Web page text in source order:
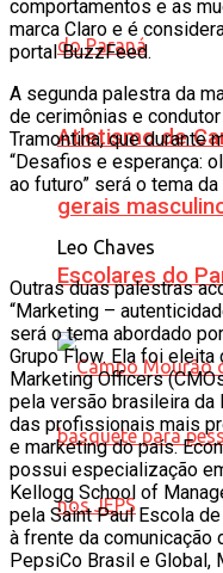
Atletismo de
gerais
Escolares do
comportamentos e as
marca Claro e é
portal BuzzFeed.
A segunda palestra da
de cerimônias e
Tramontina, que durante
“Desafios e esperança:
ao futuro” será o tema
Leo Chaves
Outras duas palestras
“Marketing –
será o tema abordado
Grupo Flow. Ela foi
Marketing Officers
pela versão brasileira da
das profissionais mais
e marketing do país.
possui especialização
Kellogg School of
pela Saint Paul Escola
à frente da comunicação
PepsiCo Brasil e Global,